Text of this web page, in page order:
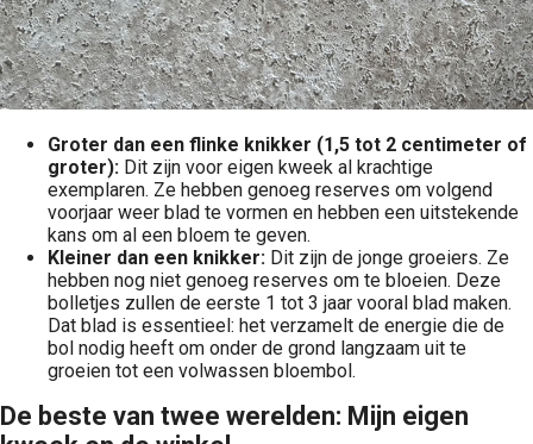
Groter dan een flinke knikker (1,5 tot 2 centimeter of
groter): Dit zijn voor eigen kweek al krachtige
exemplaren. Ze hebben genoeg reserves om volgend
voorjaar weer blad te vormen en hebben een uitstekende
kans om al een bloem te geven.
Kleiner dan een knikker: Dit zijn de jonge groeiers. Ze
hebben nog niet genoeg reserves om te bloeien. Deze
bolletjes zullen de eerste 1 tot 3 jaar vooral blad maken.
Dat blad is essentieel: het verzamelt de energie die de
bol nodig heeft om onder de grond langzaam uit te
groeien tot een volwassen bloembol.
De beste van twee werelden: Mijn eigen